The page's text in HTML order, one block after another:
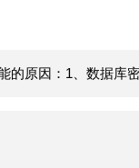
原因：1、数据库